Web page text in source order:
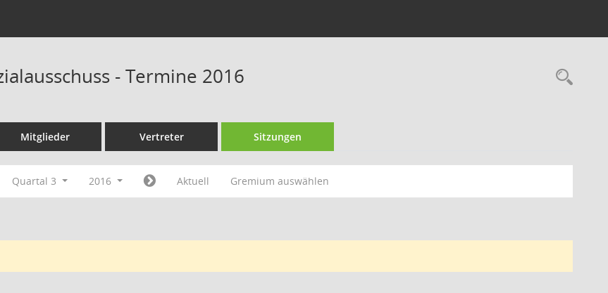
- Termine 2016
Mitglieder Vertreter Sitzungen
Quartal 3 2016 Aktuell Gremium auswählen